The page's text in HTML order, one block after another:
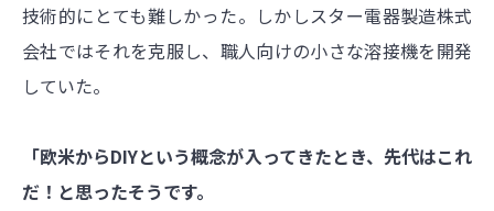
技術的にとても難しかった。しかしスター電器製造株式
会社ではそれを克服し、職人向けの小さな溶接機を開発
していた。
「欧米からDIYという概念が入ってきたとき、先代はこれ
だ！と思ったそうです。